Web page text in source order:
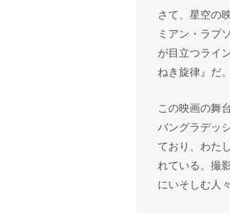
さて、星空の
ミアン・ラプ
が目立つライ
ねき旋律』だ。
この映画の舞
バングラデッ
ており、わた
れている。撮
にいそしむ人